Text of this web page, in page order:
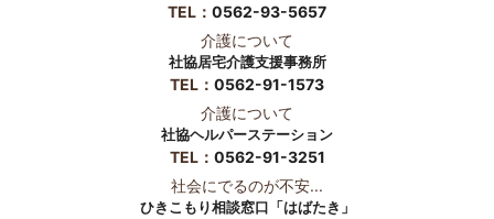
TEL： 0562-93-5657
介護について
社協居宅介護支援事務所
TEL： 0562-91-1573
介護について
社協ヘルパーステーション
TEL： 0562-91-3251
社会にでるのが不安...
ひきこもり相談窓口「はばたき」